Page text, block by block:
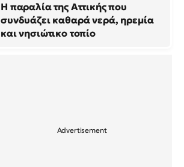
Η παραλία της Αττικής που
συνδυάζει καθαρά νερά, ηρεμία
και νησιώτικο τοπίο